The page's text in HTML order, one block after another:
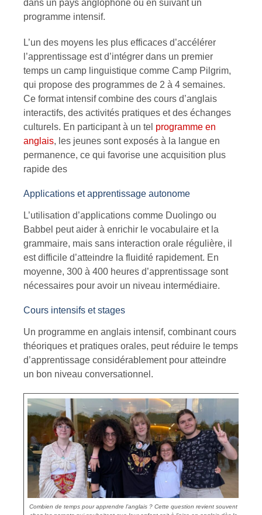
dans un pays anglophone ou en suivant un
programme intensif.
L’un des moyens les plus efficaces d’accélérer
l’apprentissage est d’intégrer dans un premier
temps un camp linguistique comme Camp Pilgrim,
qui propose des programmes de 2 à 4 semaines.
Ce format intensif combine des cours d’anglais
interactifs, des activités pratiques et des échanges
culturels. En participant à un tel programme en
anglais, les jeunes sont exposés à la langue en
permanence, ce qui favorise une acquisition plus
rapide des
Applications et apprentissage autonome
L’utilisation d’applications comme Duolingo ou
Babbel peut aider à enrichir le vocabulaire et la
grammaire, mais sans interaction orale régulière, il
est difficile d’atteindre la fluidité rapidement. En
moyenne, 300 à 400 heures d’apprentissage sont
nécessaires pour avoir un niveau intermédiaire.
Cours intensifs et stages
Un programme en anglais intensif, combinant cours
théoriques et pratiques orales, peut réduire le temps
d’apprentissage considérablement pour atteindre
un bon niveau conversationnel.
Combien de temps pour apprendre l’anglais ? Cette question revient souvent